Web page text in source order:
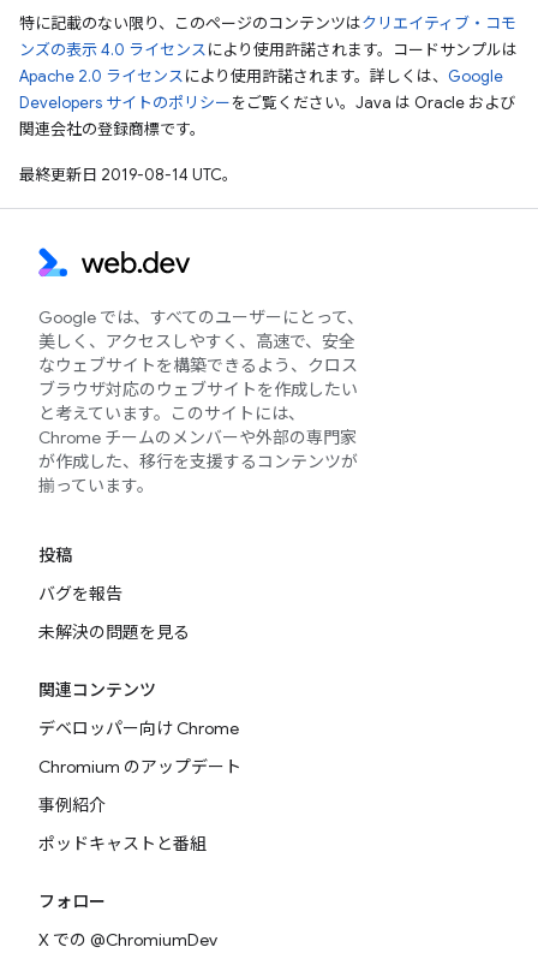
特に記載のない限り、このページのコンテンツはクリエイティブ・コモ
ンズの表示 4.0 ライセンスにより使用許諾されます。コードサンプルは
Apache 2.0 ライセンスにより使用許諾されます。詳しくは、 Google
Developers サイトのポリシーをご覧ください。Java は Oracle および
関連会社の登録商標です。
最終更新日 2019-08-14 UTC。
Google では、すべてのユーザーにとって、
美しく、アクセスしやすく、高速で、安全
なウェブサイトを構築できるよう、クロス
ブラウザ対応のウェブサイトを作成したい
と考えています。このサイトには、
Chrome チームのメンバーや外部の専門家
が作成した、移行を支援するコンテンツが
揃っています。
投稿
バグを報告
未解決の問題を見る
関連コンテンツ
デベロッパー向け Chrome
Chromium のアップデート
事例紹介
ポッドキャストと番組
フォロー
X での @ChromiumDev